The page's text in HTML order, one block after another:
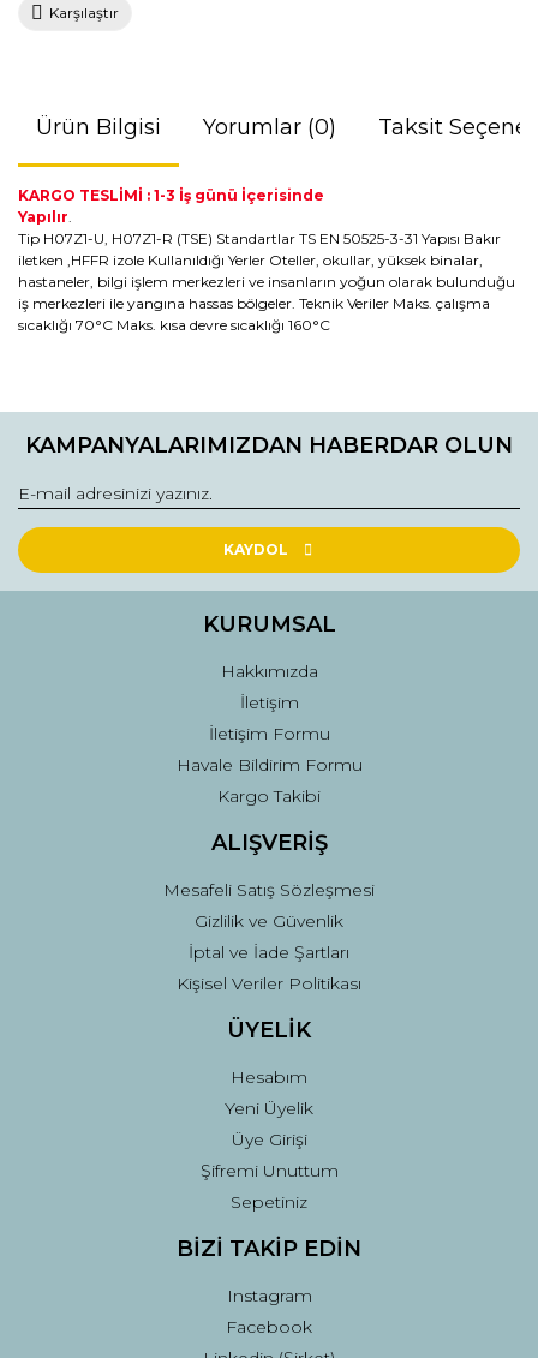
Karşılaştır
Ürün Bilgisi Yorumlar (0) Taksit
KARGO TESLİMİ : 1-3 İş günü İçerisinde
Yapılır.
Tip H07Z1-U, H07Z1-R (TSE) Standartlar TS EN 50525-3-31 Yapısı Bakır
iletken ,HFFR izole Kullanıldığı Yerler Oteller, okullar, yüksek binalar,
hastaneler, bilgi işlem merkezleri ve insanların yoğun olarak bulunduğu
iş merkezleri ile yangına hassas bölgeler. Teknik Veriler Maks. çalışma
sıcaklığı 70°C Maks. kısa devre sıcaklığı 160°C
konularda yetersiz gördüğünüz noktaları öneri formunu
Görüş ve önerileriniz için teşekkür ederiz.
Ürün resmi kalitesiz, bozuk veya görüntülenemiyor.
Ürün açıklamasında eksik bilgiler bulunuyor.
Ürün fiyatı diğer sitelerden daha pahalı.
Gönder
KAMPANYALARIMIZDAN HABERDAR OLUN
KAYDOL
KURUMSAL
Hakkımızda
İletişim
İletişim Formu
Havale Bildirim Formu
Kargo Takibi
ALIŞVERİŞ
Mesafeli Satış Sözleşmesi
Gizlilik ve Güvenlik
İptal ve İade Şartları
Kişisel Veriler Politikası
ÜYELİK
Hesabım
Yeni Üyelik
Üye Girişi
Şifremi Unuttum
Sepetiniz
BİZİ TAKİP EDİN
Instagram
Facebook